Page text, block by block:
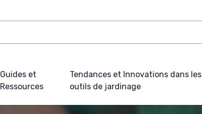
Guides et
Ressources
Tendances et Innovations dans les
outils de jardinage